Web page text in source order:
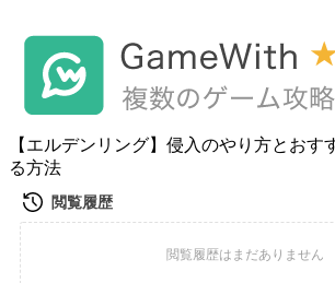
【エルデンリング】侵入のやり方とおす
る方法